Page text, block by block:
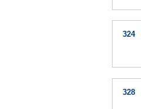
324
328